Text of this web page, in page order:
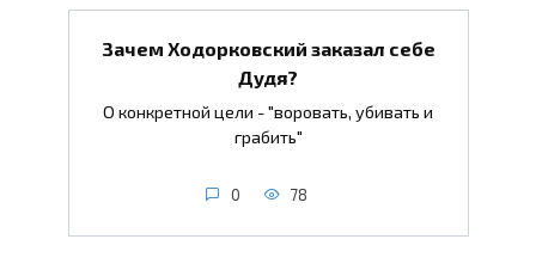
Зачем Ходорковский заказал себе
Дудя?
О конкретной цели - "воровать, убивать и
грабить"
0 78